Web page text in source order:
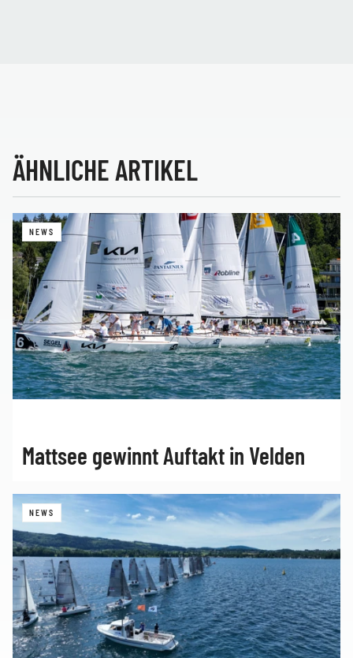
ÄHNLICHE ARTIKEL
NEWS
Mattsee gewinnt Auftakt in Velden
NEWS